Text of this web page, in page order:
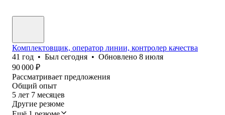
Комплектовщик, оператор линии, контролер качества
41 год • Был сегодня • Обновлено 8 июля
90 000 ₽
Рассматривает предложения
Общий опыт
5 лет 7 месяцев
Другие резюме